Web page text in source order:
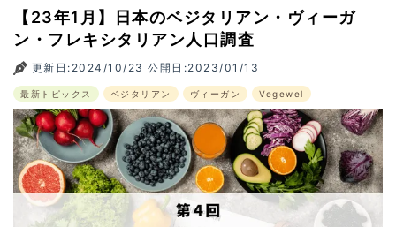
【23年1月】日本のベジタリアン・ヴィーガ
ン・フレキシタリアン人口調査
更新日:2024/10/23 公開日:2023/01/13
最新トピックス ベジタリアン ヴィーガン Vegewel